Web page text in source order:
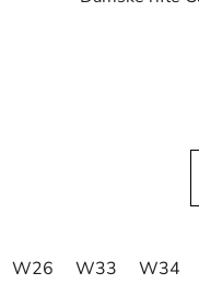
W26 W33 W34